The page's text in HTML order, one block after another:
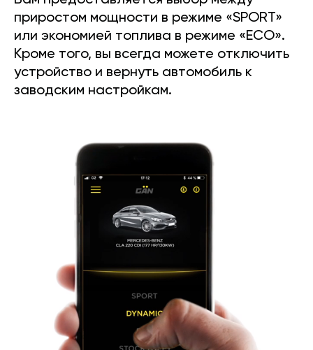
приростом мощности в режиме «SPORT»
или экономией топлива в режиме «ECO».
Кроме того, вы всегда можете отключить
устройство и вернуть автомобиль к
заводским настройкам.